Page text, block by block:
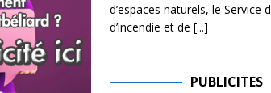
d’espaces naturels, le Service
d’incendie et de [...]
PUBLICITES